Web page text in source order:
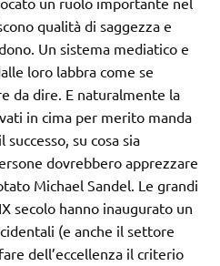
qualità di saggezza e
Un sistema mediatico e
loro labbra come se
da dire. E naturalmente la
in cima per merito manda
successo, su cosa sia
dovrebbero apprezzare
Michael Sandel. Le grandi
secolo hanno inaugurato un
(e anche il settore
dell’eccellenza il criterio